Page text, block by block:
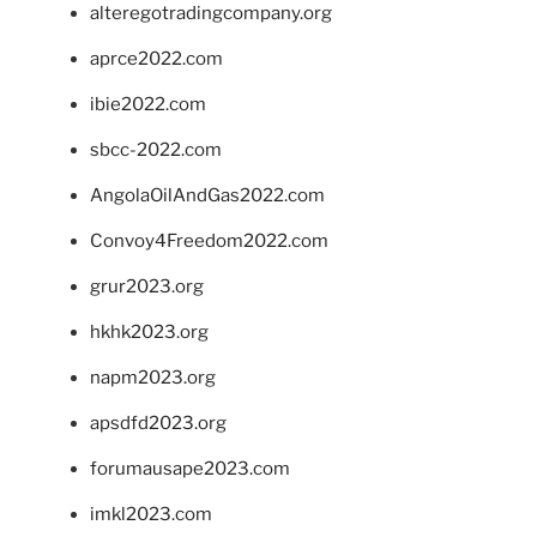
alteregotradingcompany.org
aprce2022.com
ibie2022.com
sbcc-2022.com
AngolaOilAndGas2022.com
Convoy4Freedom2022.com
grur2023.org
hkhk2023.org
napm2023.org
apsdfd2023.org
forumausape2023.com
imkl2023.com